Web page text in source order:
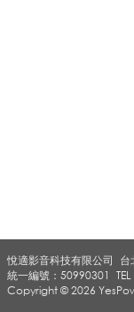
系
悅適影音科技有限公司
台
統一編號：50990301
Copyright © 2026